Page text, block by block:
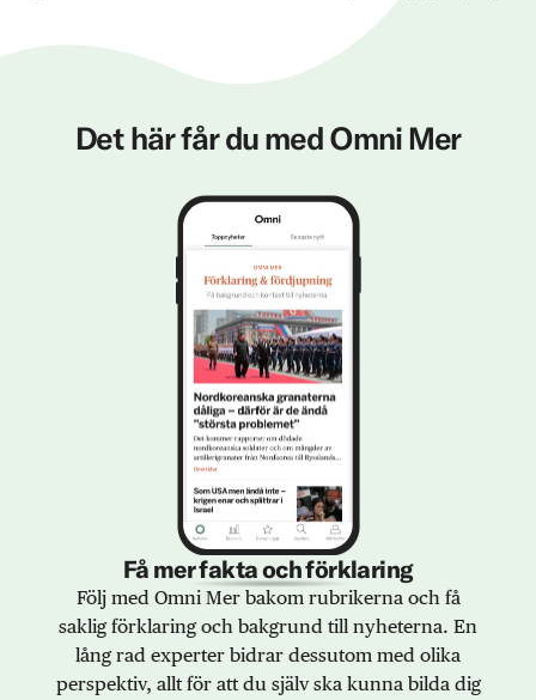
Det här får du med Omni Mer
Få mer fakta och förklaring
Följ med Omni Mer bakom rubrikerna och få
saklig förklaring och bakgrund till nyheterna. En
lång rad experter bidrar dessutom med olika
perspektiv, allt för att du själv ska kunna bilda dig